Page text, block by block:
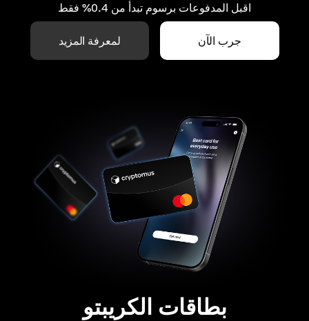
اقبل المدفوعات برسوم تبدأ من 0.4% فقط
جرب الآن لمعرفة المزيد
بطاقات الكريبتو